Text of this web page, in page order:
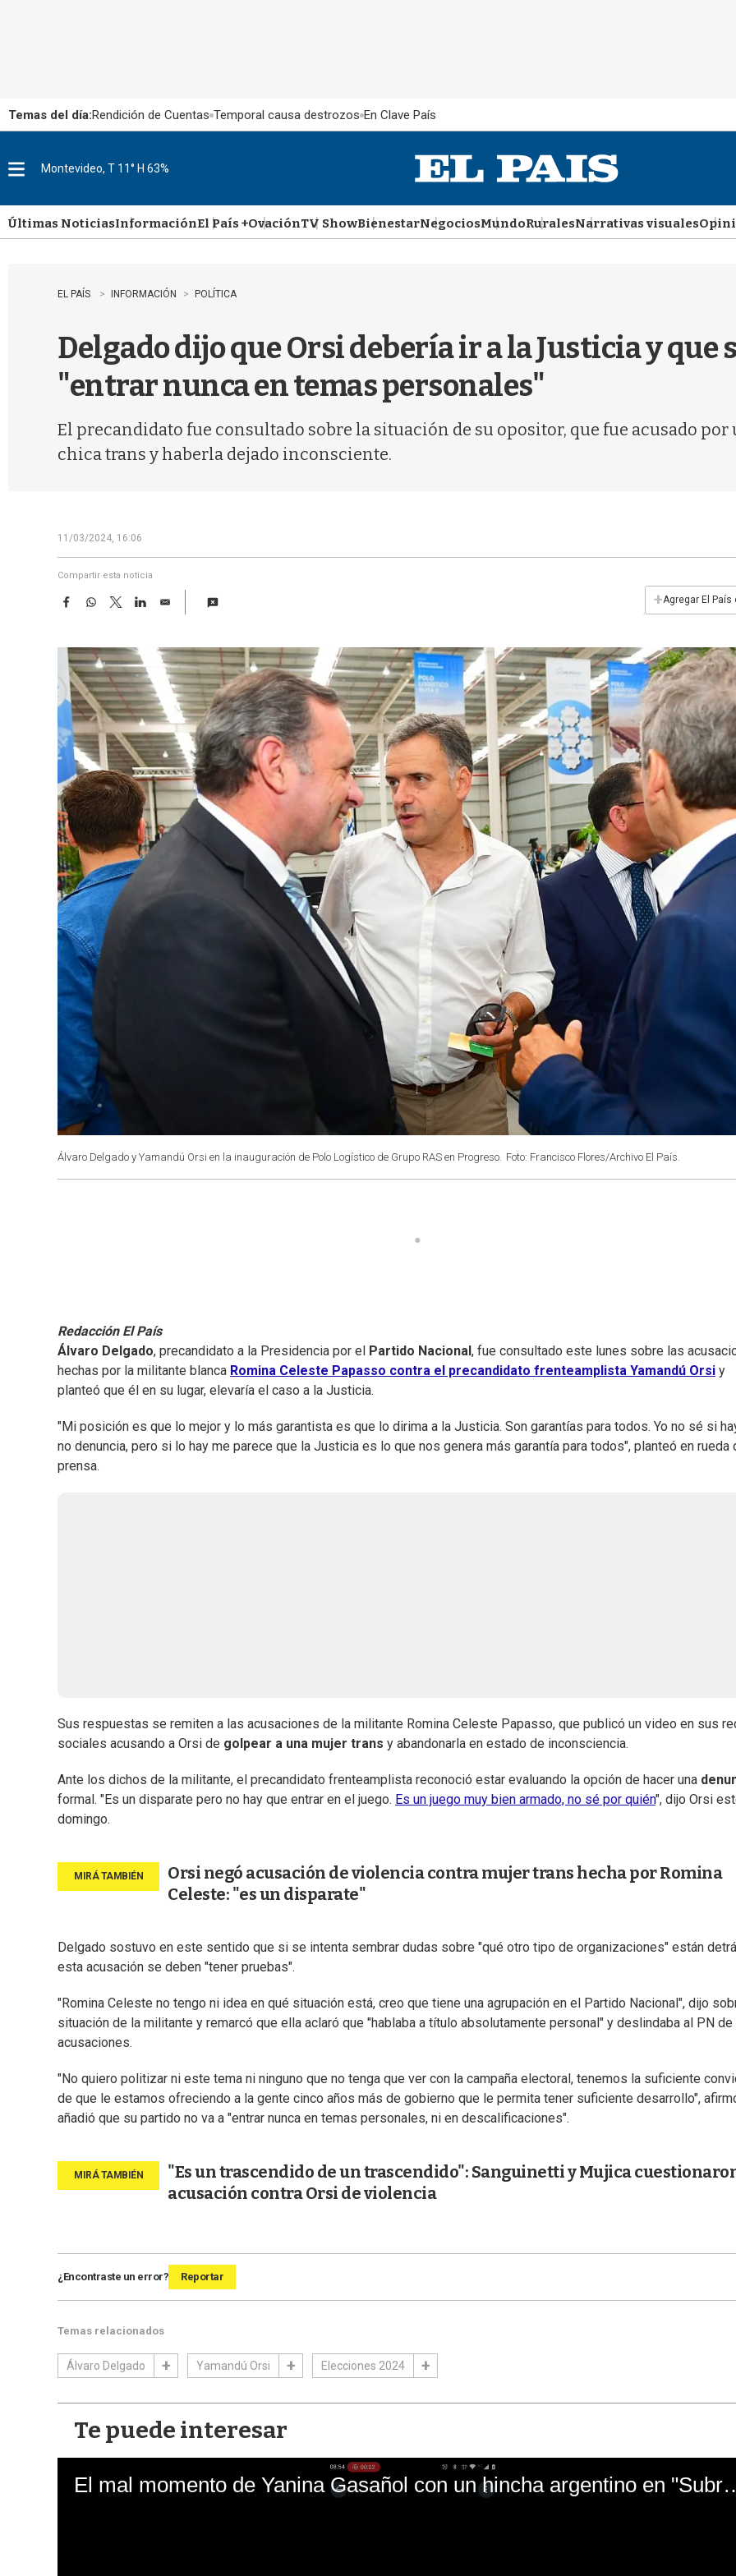
Temas del día:Rendición de Cuentas Temporal causa destrozos En Clave País
u
Montevideo, T 11° H 63%
Últimas NoticiasInformaciónEl País +OvaciónTV ShowBienestarNegociosMundoRuralesNarrativas visuales
EL PAÍS INFORMACIÓN POLÍTICA
Delgado dijo que Orsi debería ir a la Justicia y que
"entrar nunca en temas personales"
El precandidato fue consultado sobre la situación de su opositor, que fue acusado
chica trans y haberla dejado inconsciente.
11/03/2024, 16:06
Compartir esta noticia
F
e
b
o
o
k
W
t
s
A
p
p
T
w
t
t
e
r
L
e
d
I
n
E
i
l
+Agregar El País
Álvaro Delgado y Yamandú Orsi en la inauguración de Polo Logístico de Grupo RAS en Progreso. Foto: Francisco Flores/Archivo El País.
Redacción El País
Álvaro Delgado, precandidato a la Presidencia por el Partido Nacional , fue consultado este lunes sobre las
hechas por la militante blanca Romina Celeste Papasso contra el precandidato frenteamplista Yamandú Orsi y
planteó que él en su lugar, elevaría el caso a la Justicia.
"Mi posición es que lo mejor y lo más garantista es que lo dirima a la Justicia. Son garantías para todos. Yo no sé si
no denuncia, pero si lo hay me parece que la Justicia es lo que nos genera más garantía para todos", planteó en rueda
prensa.
Sus respuestas se remiten a las acusaciones de la militante Romina Celeste Papasso, que publicó un video en sus
sociales acusando a Orsi de golpear a una mujer trans y abandonarla en estado de inconsciencia.
Ante los dichos de la militante, el precandidato frenteamplista reconoció estar evaluando la opción de hacer una
formal. "Es un disparate pero no hay que entrar en el juego. Es un juego muy bien armado, no sé por quién", dijo Orsi
domingo.
Orsi negó acusación de violencia contra mujer trans hecha por Romina
Celeste: "es un disparate"
Delgado sostuvo en este sentido que si se intenta sembrar dudas sobre "qué otro tipo de organizaciones" están
esta acusación se deben "tener pruebas".
"Romina Celeste no tengo ni idea en qué situación está, creo que tiene una agrupación en el Partido Nacional", dijo
situación de la militante y remarcó que ella aclaró que "hablaba a título absolutamente personal" y deslindaba al PN de
acusaciones.
"No quiero politizar ni este tema ni ninguno que no tenga que ver con la campaña electoral, tenemos la suficiente
de que le estamos ofreciendo a la gente cinco años más de gobierno que le permita tener suficiente desarrollo",
añadió que su partido no va a "entrar nunca en temas personales, ni en descalificaciones".
"Es un trascendido de un trascendido": Sanguinetti y Mujica
acusación contra Orsi de violencia
¿Encontraste un error? Reportar
Temas relacionados
Álvaro Delgado Yamandú Orsi Elecciones 2024
Te puede interesar
El mal momento de Yanina